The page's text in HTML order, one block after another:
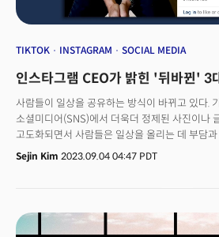
넘기고 뉴스와 스포츠 부문인 폭스 뉴스와 폭스
디즈니, 애플, 아마존 등이 뛰어들어 스트리밍이
이벤트에 집중하는 전략을 취하고 있습니다. 루퍼트 머독 가문은 미국판 '막장
드라마'로 유명합니다. 머독은 4차례 결혼했으
둘을 뒀습니다. 자녀끼리 경영권을 둘러싼 치열
미 HBO 드라마 '석세션'(Succession)의 소재가
TIKTOK INSTAGRAM SOCIAL MEDIA
인스타그램 CEO가 밝힌 '뒤바뀐' 3
사람들이 일상을 공유하는 방식이 바뀌고 있다.
소셜미디어(SNS)에서 더욱더 정제된 사진이나
고도화되면서 사람들은 일상을 올리는 데 부담
사람들은 소셜미디어를 적극적으로 '갈아타고' 있다. 옮겨간 곳은 비공개그룹,
메신저 등 작은 커뮤니티다. 특히 Z세대, 알파세
성장하는 반면, 대중을 상대로 홍보하던 브랜드,
타격을 입고 있다. 이 같은 트렌드를 '소셜미디
Sejin Kim 2023.09.04 04:47 PDT